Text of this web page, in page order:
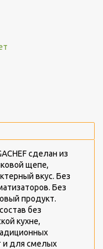
сделан из
щепе,
вкус. Без
Без
продукт.
без
кухне,
и для смелых